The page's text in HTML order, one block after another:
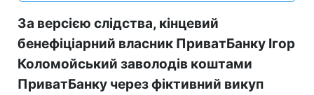
За версією слідства, кінцевий
бенефіціарний власник ПриватБанку Ігор
Коломойський заволодів коштами
ПриватБанку через фіктивний викуп